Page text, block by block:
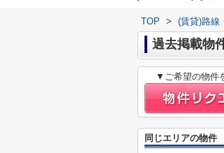
TOP > (賃貸)路線
過去掲載物
▼ご希望の物件
同じエリアの物件